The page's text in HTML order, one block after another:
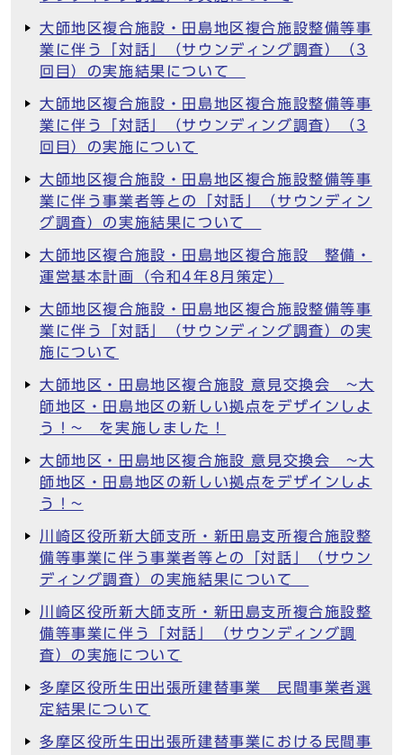
大師地区複合施設・田島地区複合施設整備等事
業に伴う「対話」（サウンディング調査）（3
回目）の実施結果について
大師地区複合施設・田島地区複合施設整備等事
業に伴う「対話」（サウンディング調査）（3
回目）の実施について
大師地区複合施設・田島地区複合施設整備等事
業に伴う事業者等との「対話」（サウンディン
グ調査）の実施結果について
大師地区複合施設・田島地区複合施設 整備・
運営基本計画（令和4年8月策定）
大師地区複合施設・田島地区複合施設整備等事
業に伴う「対話」（サウンディング調査）の実
施について
大師地区・田島地区複合施設 意見交換会 ~大
師地区・田島地区の新しい拠点をデザインしよ
う！~ を実施しました！
大師地区・田島地区複合施設 意見交換会 ~大
師地区・田島地区の新しい拠点をデザインしよ
う！~
川崎区役所新大師支所・新田島支所複合施設整
備等事業に伴う事業者等との「対話」（サウン
ディング調査）の実施結果について
川崎区役所新大師支所・新田島支所複合施設整
備等事業に伴う「対話」（サウンディング調
査）の実施について
多摩区役所生田出張所建替事業 民間事業者選
定結果について
多摩区役所生田出張所建替事業における民間事